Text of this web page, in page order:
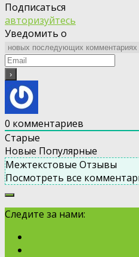
Подписаться
авторизуйтесь
Уведомить о
0 комментариев
Старые
Новые Популярные
Межтекстовые Отзывы
Посмотреть все
Следите за нами: